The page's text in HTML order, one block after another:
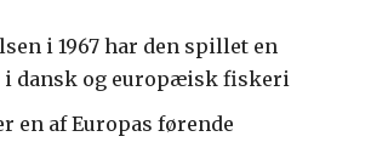
i 1967 har den spillet en
dansk og europæisk fiskeri
en af Europas førende